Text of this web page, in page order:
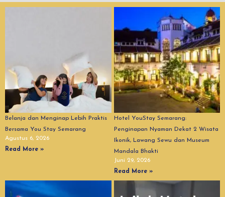
Belanja dan Menginap Lebih Praktis
Bersama You Stay Semarang
Agustus 6, 2026
Read More »
Hotel YouStay Semarang:
Penginapan Nyaman Dekat 2 Wisata
Ikonik, Lawang Sewu dan Museum
Mandala Bhakti
Juni 29, 2026
Read More »